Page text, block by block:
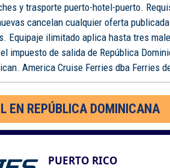
y trasporte puerto-hotel-puerto.
cancelan cualquier oferta
Equipaje ilimitado aplica hasta tres
impuesto de salida de República
America Cruise Ferries dba Ferries
EN REPÚBLICA DOMINICANA
PUERTO RICO